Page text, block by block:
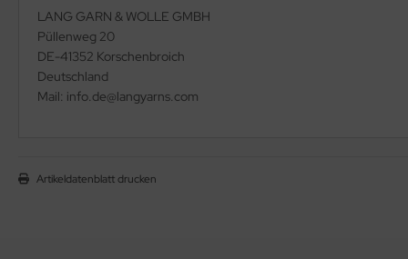
LANG GARN & WOLLE GMBH
Püllenweg 20
DE-41352 Korschenbroich
Deutschland
Mail: info.de@langyarns.com
Artikeldatenblatt drucken